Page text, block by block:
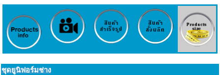
ชุดยูนิฟอร์มช่าง